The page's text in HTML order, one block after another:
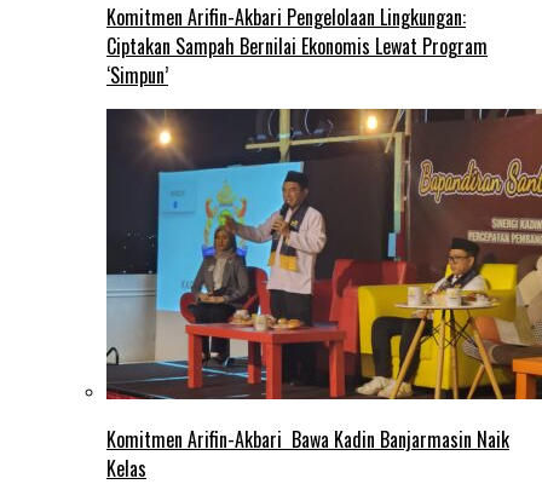
Komitmen Arifin-Akbari Pengelolaan Lingkungan:
Ciptakan Sampah Bernilai Ekonomis Lewat Program
‘Simpun’
Komitmen Arifin-Akbari Bawa Kadin Banjarmasin Naik
Kelas